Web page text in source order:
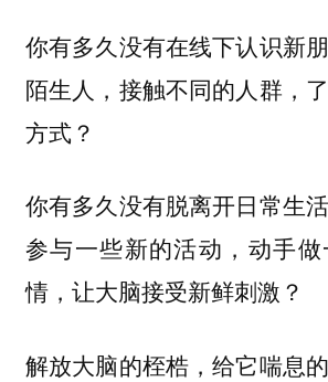
你有多久没有在线下认识新
陌生人，接触不同的人群，
方式？
你有多久没有脱离开日常生
参与一些新的活动，动手
情，让大脑接受新鲜刺激？
解放大脑的桎梏，给它喘息